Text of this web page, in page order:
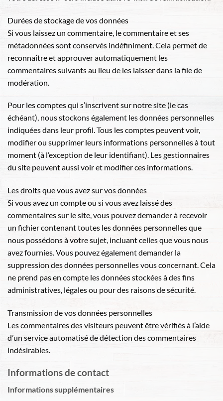
Durées de stockage de vos données
Si vous laissez un commentaire, le commentaire et ses
métadonnées sont conservés indéfiniment. Cela permet de
reconnaître et approuver automatiquement les
commentaires suivants au lieu de les laisser dans la file de
modération.
Pour les comptes qui s’inscrivent sur notre site (le cas
échéant), nous stockons également les données personnelles
indiquées dans leur profil. Tous les comptes peuvent voir,
modifier ou supprimer leurs informations personnelles à tout
moment (à l’exception de leur identifiant). Les gestionnaires
du site peuvent aussi voir et modifier ces informations.
Les droits que vous avez sur vos données
Si vous avez un compte ou si vous avez laissé des
commentaires sur le site, vous pouvez demander à recevoir
un fichier contenant toutes les données personnelles que
nous possédons à votre sujet, incluant celles que vous nous
avez fournies. Vous pouvez également demander la
suppression des données personnelles vous concernant. Cela
ne prend pas en compte les données stockées à des fins
administratives, légales ou pour des raisons de sécurité.
Transmission de vos données personnelles
Les commentaires des visiteurs peuvent être vérifiés à l’aide
d’un service automatisé de détection des commentaires
indésirables.
Informations de contact
Informations supplémentaires